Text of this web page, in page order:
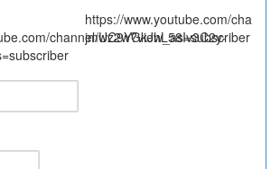
ALPİN DOĞA
SPORLARI
channel/UC9YGkJhL58Iv3C2y-
https://www.youtube.com/
jmwz2w?view_as=subscriber